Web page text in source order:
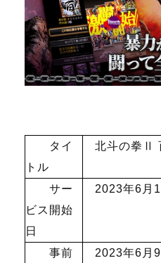
タイ
トル
北斗の拳Ⅱ
サー
ビス開始
日
2023年6 月
事前
2023年6 月 9